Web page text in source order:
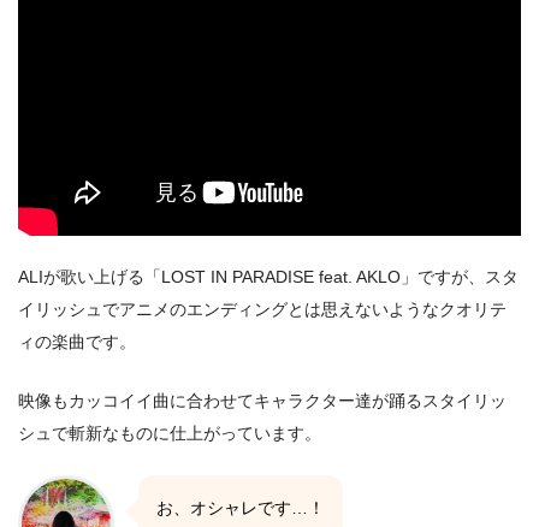
ALIが歌い上げる「LOST IN PARADISE feat. AKLO」ですが、スタ
イリッシュでアニメのエンディングとは思えないようなクオリテ
ィの楽曲です。
映像もカッコイイ曲に合わせてキャラクター達が踊るスタイリッ
シュで斬新なものに仕上がっています。
お、オシャレです…！